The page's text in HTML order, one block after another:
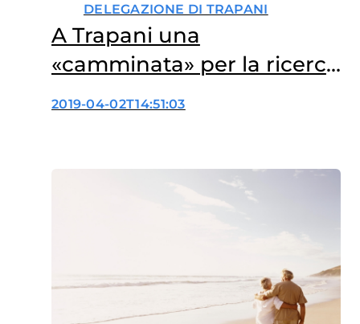
DELEGAZIONE DI TRAPANI
A Trapani una
«camminata» per la ricerca
scientifica
2019-04-02T14:51:03